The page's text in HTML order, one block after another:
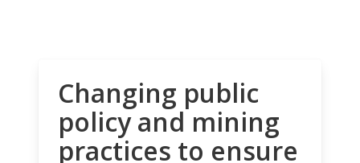
Changing public
policy and mining
practices to ensure